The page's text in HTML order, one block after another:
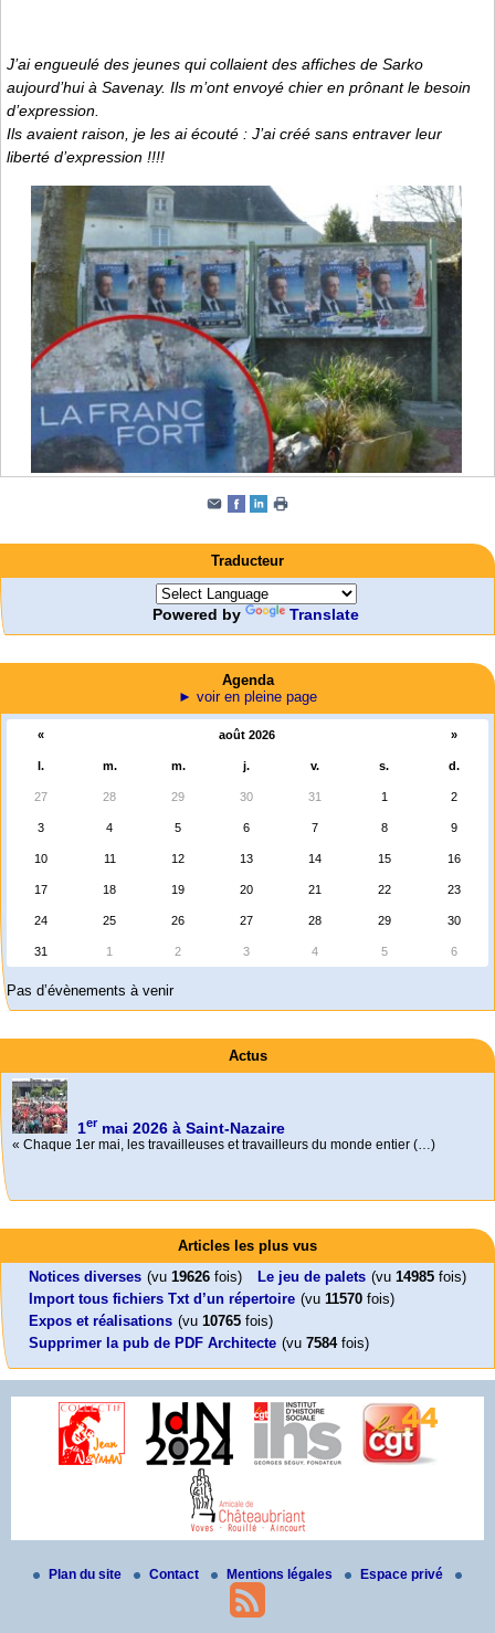
J’ai engueulé des jeunes qui collaient des affiches de Sarko
aujourd’hui à Savenay. Ils m’ont envoyé chier en prônant le besoin
d’expression.
Ils avaient raison, je les ai écouté : J’ai créé sans entraver leur
liberté d’expression !!!!
Traducteur
Powered by Translate
Agenda
► voir en pleine page
« août 2026 »
l. m. m. j. v. s. d.
27 28 29 30 31 1 2
3 4 5 6 7 8 9
10 11 12 13 14 15 16
17 18 19 20 21 22 23
24 25 26 27 28 29 30
31 1 2 3 4 5 6
Pas d’évènements à venir
Actus
1er mai 2026 à Saint-Nazaire
« Chaque 1er mai, les travailleuses et travailleurs du monde entier (…)
Foutez-nous la paix !
Aujourd’hui, mercredi 18 mars 2026, le président de la République
Emmanuel (…)
Leonard Peltier libre !
Leonard Peltier, un Amérindien condamné deux fois à la prison à vie pour
un (…)
En Pays-de-la-Loire le couperet est tombé !
« La présidente Horizons de la région Pays de la Loire veut faire voter ce (…)
Mon CV... Cette perle indique une nouveauté, ou le dernier travail (…)
Articles les plus vus
Notices diverses (vu 19626 fois) Le jeu de palets (vu 14985 fois)
Import tous fichiers Txt d’un répertoire (vu 11570 fois)
Expos et réalisations (vu 10765 fois)
Supprimer la pub de PDF Architecte (vu 7584fois)
Plan du site Contact Mentions légales Espace privé